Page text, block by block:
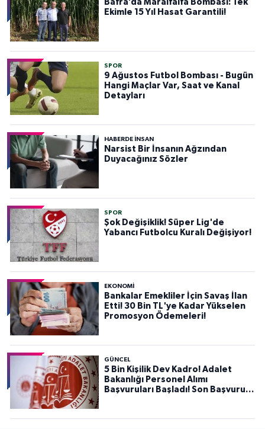
Bafra’da Maralfalfa Bombası: Tek
Ekimle 15 Yıl Hasat Garantili!
SPOR
9 Ağustos Futbol Bombası - Bugün
Hangi Maçlar Var, Saat ve Kanal
Detayları
HABERDE INSAN
Narsist Bir İnsanın Ağzından
Duyacağınız Sözler
SPOR
Şok Değişiklik! Süper Lig'de
Yabancı Futbolcu Kuralı Değişiyor!
EKONOMİ
Bankalar Emekliler İçin Savaş İlan
Etti! 30 Bin TL'ye Kadar Yükselen
Promosyon Ödemeleri!
GÜNCEL
5 Bin Kişilik Dev Kadro! Adalet
Bakanlığı Personel Alımı
Başvuruları Başladı! Son Başvuru